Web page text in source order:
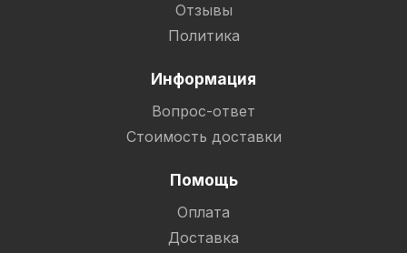
Отзывы
Политика
Информация
Вопрос-ответ
Стоимость доставки
Помощь
Оплата
Доставка